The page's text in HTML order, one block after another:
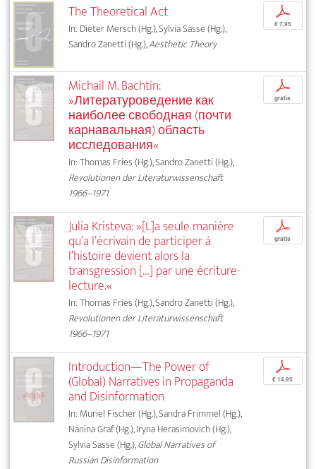
The Theoretical Act
In: Dieter Mersch (Hg.), Sylvia Sasse (Hg.),
Sandro Zanetti (Hg.),Aesthetic Theory
p
€ 7,95
Michail M. Bachtin:
»Литературоведение как
наиболее свободная (почти
карнавальная) область
исследования«
In: Thomas Fries (Hg.), Sandro Zanetti (Hg.),
Revolutionen der Literaturwissenschaft
1966–1971
p
gratis
Julia Kristeva: »[L]a seule manière
qu’a l’écrivain de participer à
l’histoire devient alors la
transgression […] par une écriture-
lecture.«
In: Thomas Fries (Hg.), Sandro Zanetti (Hg.),
Revolutionen der Literaturwissenschaft
1966–1971
p
gratis
Introduction—The Power of
(Global) Narratives in Propaganda
and Disinformation
In: Muriel Fischer (Hg.), Sandra Frimmel (Hg.),
Nanina Graf (Hg.), Iryna Herasimovich (Hg.),
Sylvia Sasse (Hg.),Global Narratives of
Russian Disinformation
p
€ 14,95